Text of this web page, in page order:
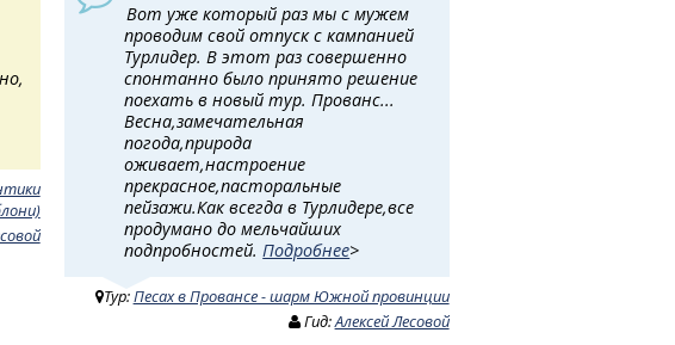
Вот уже который раз мы с мужем
проводим свой отпуск с кампанией
Турлидер. В этот раз совершенно
спонтанно было принято решение
поехать в новый тур. Прованс...
Весна,замечательная
погода,природа
оживает,настроение
прекрасное,пасторальные
пейзажи.Как всегда в Турлидере,все
продумано до мельчайших
подпробностей. Подробнее>
Тур:Песах в Провансе - шарм Южной провинции
Гид:Алексей Лесовой